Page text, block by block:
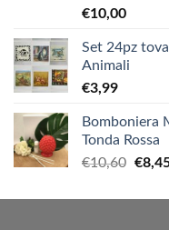
€10,00
Set 24pz
Animali
€3,99
Bomboniera
Tonda Rossa
€10,60 Il
€